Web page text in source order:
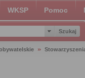
WKSP Pomoc